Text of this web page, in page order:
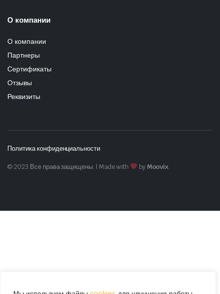
О компании
О компании
Партнеры
Сертификаты
Отзывы
Реквизиты
Политика конфиденциальности
© 2023 Все права защищены. | Made with by Moovix.